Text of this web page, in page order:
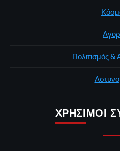
Πολιτισμός &
ΧΡΉΣΙΜΟΙ